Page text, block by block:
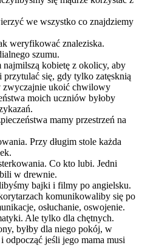
we wszystko co znajdziemy
weryfikować znaleziska.
szumu.
najmilszą kobietę z okolicy, aby
się, gdy tylko zatęsknią
zwyczajnie ukoić chwilowy
moich uczniów byłoby
mamy przestrzeń na
Przy długim stole każda
Co kto lubi. Jedni
w drewnie.
bajki i filmy po angielsku.
komunikowaliby się po
osłuchanie, oswojenie.
Ale tylko dla chętnych.
byłby dla niego pokój, w
jeśli jego mama musi